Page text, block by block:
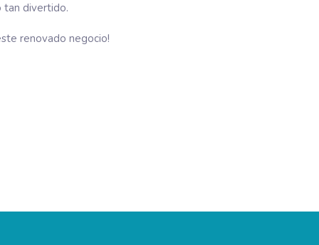
tan divertido.
renovado negocio!